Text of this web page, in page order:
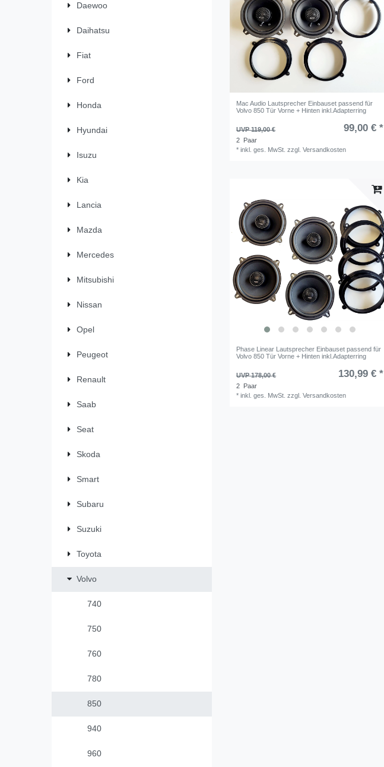
Daewoo
Daihatsu
Fiat
Ford
Honda
Hyundai
Isuzu
Kia
Lancia
Mazda
Mercedes
Mitsubishi
Nissan
Opel
Peugeot
Renault
Saab
Seat
Skoda
Smart
Subaru
Suzuki
Toyota
Volvo
740
750
760
780
850
940
960
Mac Audio Lautsprecher Einbauset passend für
Volvo 850 Tür Vorne + Hinten inkl.Adapterring
UVP 119,00 € 99,00 € *
2 Paar
*inkl. ges. MwSt. zzgl.Versandkosten
Phase Linear Lautsprecher Einbauset passend für
Volvo 850 Tür Vorne + Hinten inkl.Adapterring
UVP 178,00 € 130,99 € *
2 Paar
*inkl. ges. MwSt. zzgl.Versandkosten